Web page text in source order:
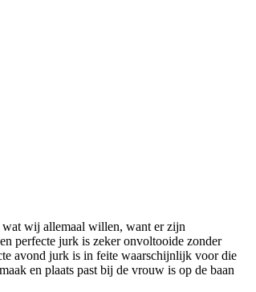
wat wij allemaal willen, want er zijn
perfecte jurk is zeker onvoltooide zonder
avond jurk is in feite waarschijnlijk voor die
en plaats past bij de vrouw is op de baan